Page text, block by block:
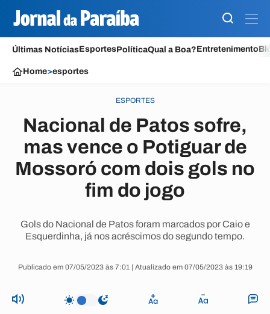
Últimas NotíciasEsportesPolíticaQual a Boa?Entretenimento
Home>esportes
ESPORTES
Nacional de Patos sofre,
mas vence o Potiguar de
Mossoró com dois gols no
fim do jogo
Gols do Nacional de Patos foram marcados por Caio e
Esquerdinha, já nos acréscimos do segundo tempo.
Publicado em 07/05/2023 às 7:01 | Atualizado em 07/05/2023 às 19:19